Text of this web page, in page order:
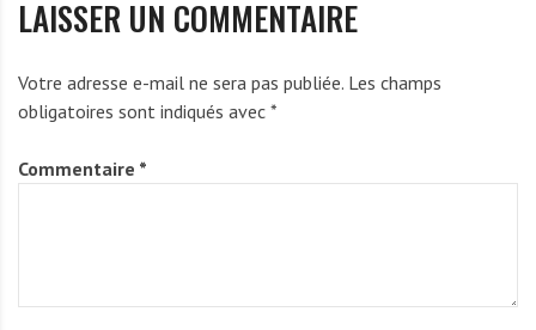
LAISSER UN COMMENTAIRE
Votre adresse e-mail ne sera pas publiée. Les champs
obligatoires sont indiqués avec *
Commentaire *